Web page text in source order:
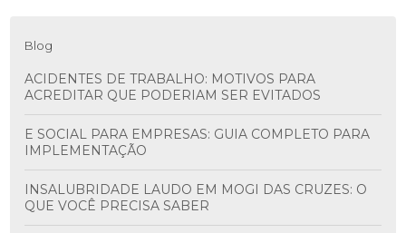
Blog
ACIDENTES DE TRABALHO: MOTIVOS PARA
ACREDITAR QUE PODERIAM SER EVITADOS
E SOCIAL PARA EMPRESAS: GUIA COMPLETO PARA
IMPLEMENTAÇÃO
INSALUBRIDADE LAUDO EM MOGI DAS CRUZES: O
QUE VOCÊ PRECISA SABER